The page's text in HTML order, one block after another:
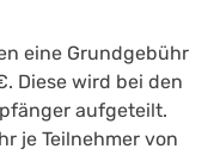
eine Grundgebühr
Diese wird bei den
aufgeteilt.
je Teilnehmer von